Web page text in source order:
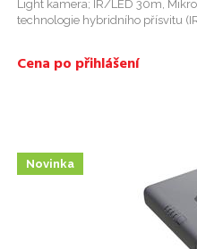
Light kamera; IR/LED 30m,
technologie hybridního přísvitu
Cena po přihlášení
Novinka